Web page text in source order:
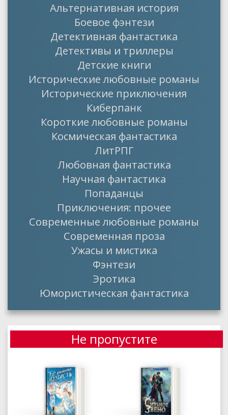
Альтернативная история
Боевое фэнтези
Детективная фантастика
Детективы и триллеры
Детские книги
Исторические любовные романы
Исторические приключения
Киберпанк
Короткие любовные романы
Космическая фантастика
ЛитРПГ
Любовная фантастика
Научная фантастика
Попаданцы
Приключения: прочее
Современные любовные романы
Современная проза
Ужасы и мистика
Фэнтези
Эротика
Юмористическая фантастика
Не пропустите